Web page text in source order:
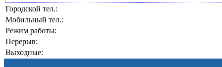
Городской тел.:
Мобильный тел.:
Режим работы:
Перерыв:
Выходные: